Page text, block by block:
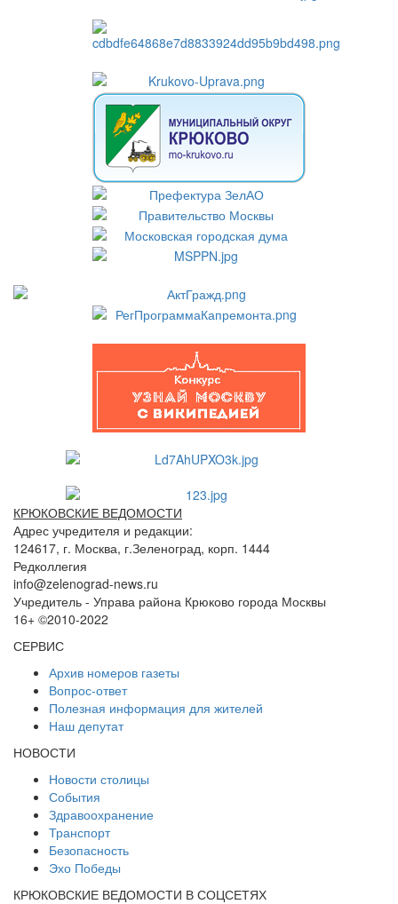
КРЮКОВСКИЕ ВЕДОМОСТИ
Адрес учредителя и редакции:
124617, г. Москва, г.Зеленоград, корп. 1444
Редколлегия
info@zelenograd-news.ru
Учредитель - Управа района Крюково города Москвы
16+ ©2010-2022
СЕРВИС
Архив номеров газеты
Вопрос-ответ
Полезная информация для жителей
Наш депутат
НОВОСТИ
Новости столицы
События
Здравоохранение
Транспорт
Безопасность
Эхо Победы
КРЮКОВСКИЕ ВЕДОМОСТИ В СОЦСЕТЯХ